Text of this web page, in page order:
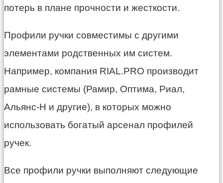
потерь в плане прочности и жесткости.
Профили ручки совместимы с другими
элементами родственных им систем.
Например, компания RIAL.PRO производит
рамные системы (Рамир, Оптима, Риал,
Альянс-Н и другие), в которых можно
использовать богатый арсенал профилей
ручек.
Все профили ручки выполняют следующие